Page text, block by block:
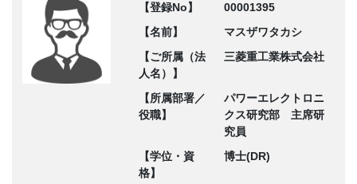
【登録No】
00001395
【名前】
マスザワタカシ
【ご所属（法
人名）】
三菱重工業株式会社
【所属部署／
役職】
パワーエレクトロニ
クス研究部 主席研
究員
【学位・資
格】
博士(DR)